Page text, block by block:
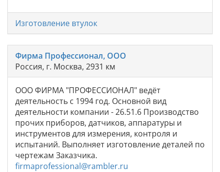
Изготовление втулок
Фирма Профессионал, ООО
Россия, г. Москва, 2931 км
ООО ФИРМА "ПРОФЕССИОНАЛ" ведёт
деятельность с 1994 год. Основной вид
деятельности компании - 26.51.6 Производство
прочих приборов, датчиков, аппаратуры и
инструментов для измерения, контроля и
испытаний. Выполняет изготовление деталей по
чертежам Заказчика.
firmaprofessional@rambler.ru